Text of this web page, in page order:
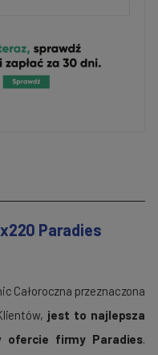
Paradies
Całoroczna przeznaczona
jest to najlepsza
ofercie firmy Paradies.